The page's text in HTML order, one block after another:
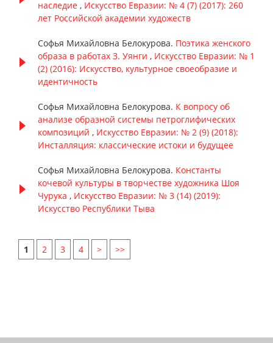
наследие , Искусство Евразии: № 4 (7) (2017): 260
лет Российской академии художеств
Софья Михайловна Белокурова. Поэтика женского
образа в работах З. Уянги , Искусство Евразии: № 1
(2) (2016): Искусство, культурное своеобразие и
идентичность
Софья Михайловна Белокурова. К вопросу об
анализе образной системы петроглифических
композиций , Искусство Евразии: № 2 (9) (2018):
Инсталляция: классические истоки и будущее
Софья Михайловна Белокурова. Константы
кочевой культуры в творчестве художника Шоя
Чурука , Искусство Евразии: № 3 (14) (2019):
Искусство Республики Тыва
1 2 3 4 > >>